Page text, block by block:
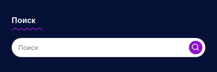
Поиск